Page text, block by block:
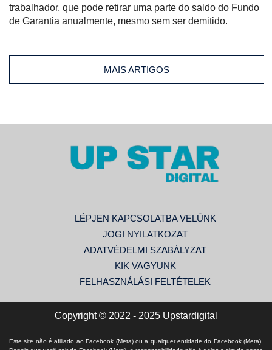
trabalhador, que pode retirar uma parte do saldo do Fundo
de Garantia anualmente, mesmo sem ser demitido.
MAIS ARTIGOS
LÉPJEN KAPCSOLATBA VELÜNK
JOGI NYILATKOZAT
ADATVÉDELMI SZABÁLYZAT
KIK VAGYUNK
FELHASZNÁLÁSI FELTÉTELEK
Copyright © 2022 - 2025 Upstardigital
Este site não é afiliado ao Facebook (Meta) ou a qualquer entidade do Facebook (Meta).